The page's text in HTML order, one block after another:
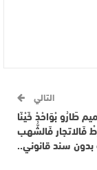
التالي
طَارُو بْوَاحْدْ خَيْنَا
فَالاتجار فَالشُّهب
بدون سند قانوني..